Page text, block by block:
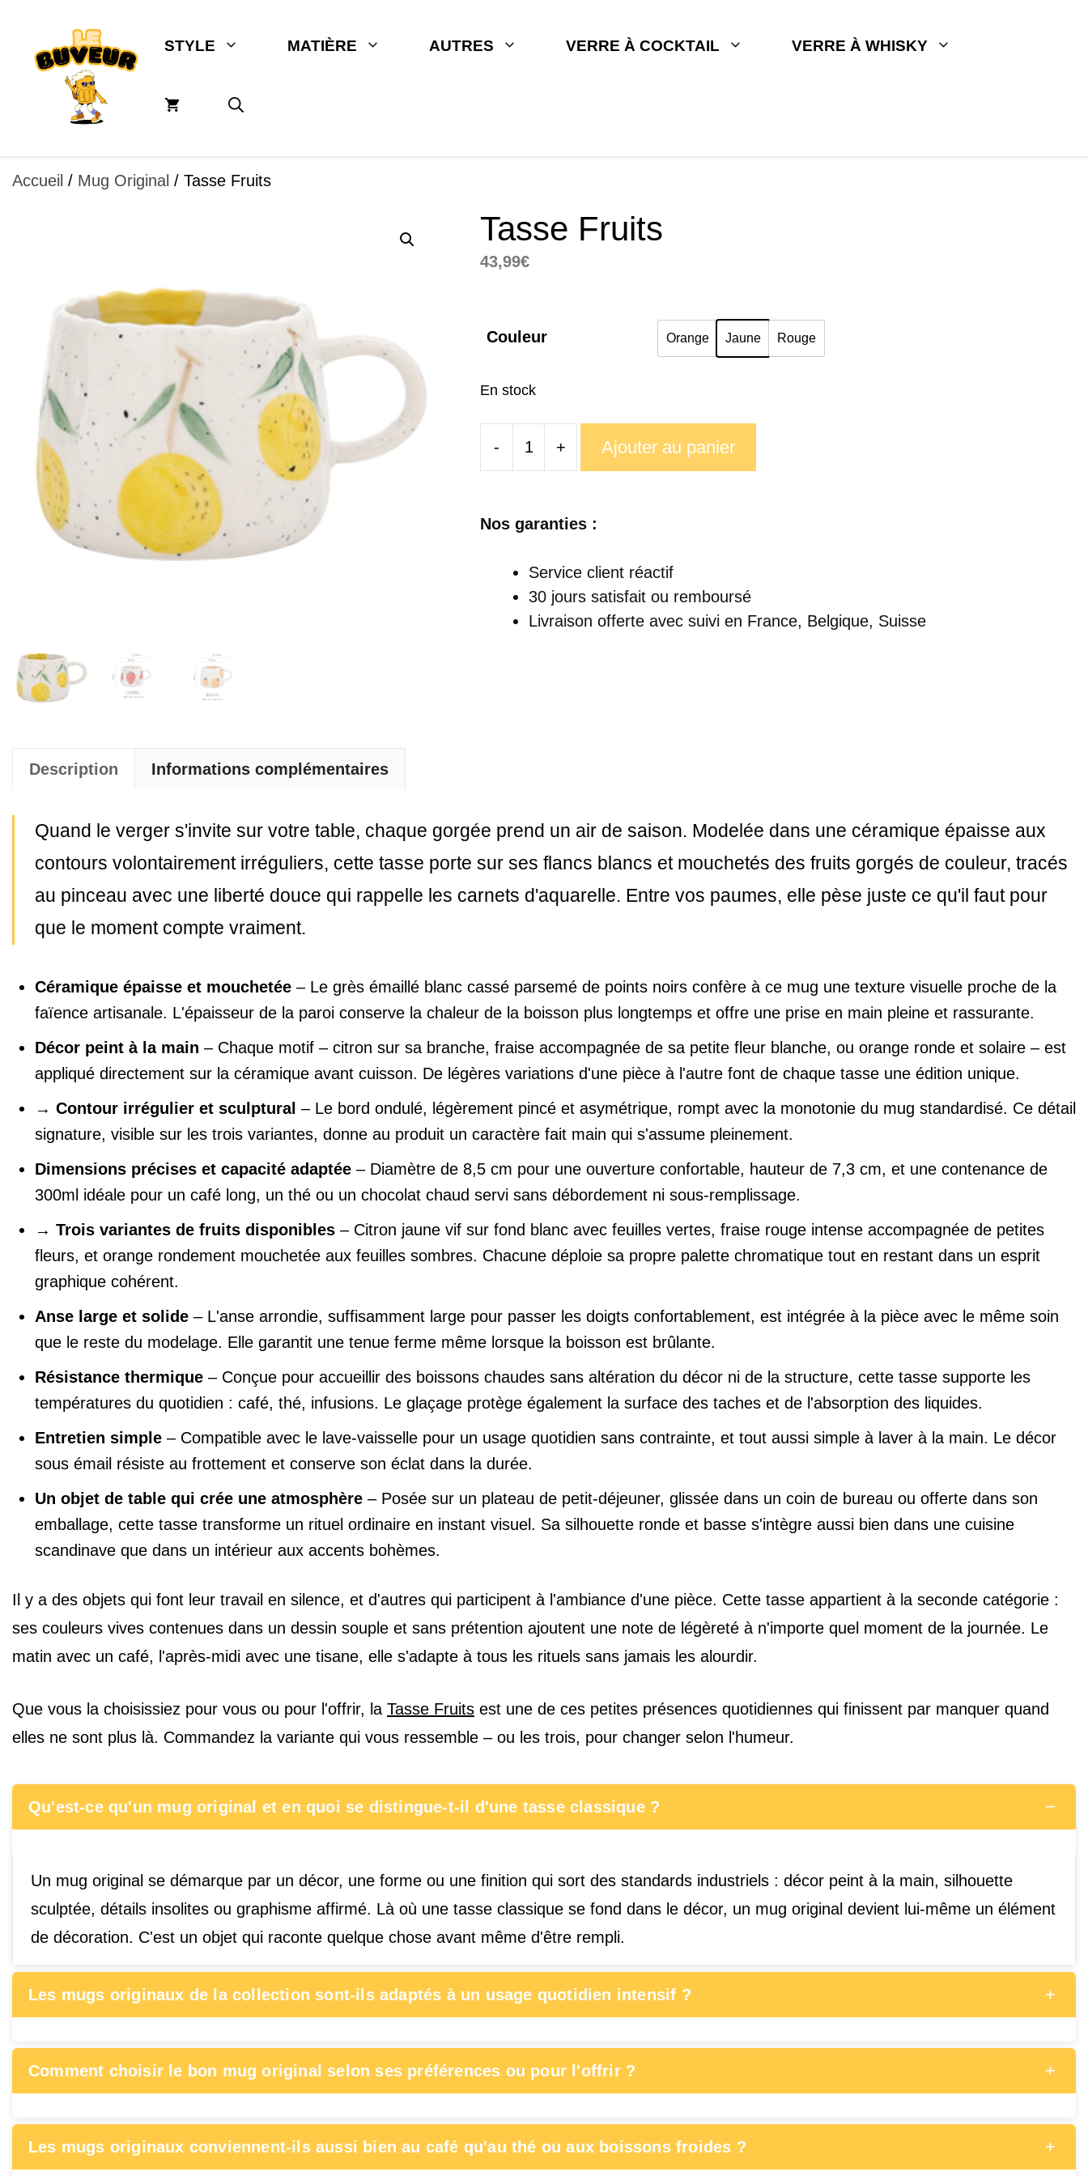
contenu
STYLE MATIÈRE AUTRES VERRE À COCKTAIL VERRE À WHISKY
Accueil / Mug Original / Tasse Fruits
Tasse Fruits
43,99€
Couleur Orange Jaune Rouge
En stock
-
quantité
Fruits
+ Ajouter au panier
Nos garanties :
Service client réactif
30 jours satisfait ou remboursé
Livraison offerteavec suivi en France, Belgique, Suisse
Description Informations complémentaires
Quand le verger s'invite sur votre table, chaque gorgée prend un air de saison. Modelée dans une céramique épaisse aux
contours volontairement irréguliers, cette tasse porte sur ses flancs blancs et mouchetés des fruits gorgés de couleur, tracés
au pinceau avec une liberté douce qui rappelle les carnets d'aquarelle. Entre vos paumes, elle pèse juste ce qu'il faut pour
que le moment compte vraiment.
Céramique épaisse et mouchetée – Le grès émaillé blanc cassé parsemé de points noirs confère à ce mug une texture visuelle proche de la
faïence artisanale. L'épaisseur de la paroi conserve la chaleur de la boisson plus longtemps et offre une prise en main pleine et rassurante.
Décor peint à la main – Chaque motif – citron sur sa branche, fraise accompagnée de sa petite fleur blanche, ou orange ronde et solaire – est
appliqué directement sur la céramique avant cuisson. De légères variations d'une pièce à l'autre font de chaque tasse une édition unique.
→ Contour irrégulier et sculptural – Le bord ondulé, légèrement pincé et asymétrique, rompt avec la monotonie du mug standardisé. Ce détail
signature, visible sur les trois variantes, donne au produit un caractère fait main qui s'assume pleinement.
Dimensions précises et capacité adaptée – Diamètre de 8,5 cm pour une ouverture confortable, hauteur de 7,3 cm, et une contenance de
300ml idéale pour un café long, un thé ou un chocolat chaud servi sans débordement ni sous-remplissage.
→ Trois variantes de fruits disponibles – Citron jaune vif sur fond blanc avec feuilles vertes, fraise rouge intense accompagnée de petites
fleurs, et orange rondement mouchetée aux feuilles sombres. Chacune déploie sa propre palette chromatique tout en restant dans un esprit
graphique cohérent.
Anse large et solide – L'anse arrondie, suffisamment large pour passer les doigts confortablement, est intégrée à la pièce avec le même soin
que le reste du modelage. Elle garantit une tenue ferme même lorsque la boisson est brûlante.
Résistance thermique – Conçue pour accueillir des boissons chaudes sans altération du décor ni de la structure, cette tasse supporte les
températures du quotidien : café, thé, infusions. Le glaçage protège également la surface des taches et de l'absorption des liquides.
Entretien simple – Compatible avec le lave-vaisselle pour un usage quotidien sans contrainte, et tout aussi simple à laver à la main. Le décor
sous émail résiste au frottement et conserve son éclat dans la durée.
Un objet de table qui crée une atmosphère – Posée sur un plateau de petit-déjeuner, glissée dans un coin de bureau ou offerte dans son
emballage, cette tasse transforme un rituel ordinaire en instant visuel. Sa silhouette ronde et basse s'intègre aussi bien dans une cuisine
scandinave que dans un intérieur aux accents bohèmes.
Il y a des objets qui font leur travail en silence, et d'autres qui participent à l'ambiance d'une pièce. Cette tasse appartient à la seconde catégorie :
ses couleurs vives contenues dans un dessin souple et sans prétention ajoutent une note de légèreté à n'importe quel moment de la journée. Le
matin avec un café, l'après-midi avec une tisane, elle s'adapte à tous les rituels sans jamais les alourdir.
Que vous la choisissiez pour vous ou pour l'offrir, la Tasse Fruits est une de ces petites présences quotidiennes qui finissent par manquer quand
elles ne sont plus là. Commandez la variante qui vous ressemble – ou les trois, pour changer selon l'humeur.
Qu'est-ce qu'un mug original et en quoi se distingue-t-il d'une tasse classique ? −
Un mug original se démarque par un décor, une forme ou une finition qui sort des standards industriels : décor peint à la main, silhouette
sculptée, détails insolites ou graphisme affirmé. Là où une tasse classique se fond dans le décor, un mug original devient lui-même un élément
de décoration. C'est un objet qui raconte quelque chose avant même d'être rempli.
Les mugs originaux de la collection sont-ils adaptés à un usage quotidien intensif ? +
Comment choisir le bon mug original selon ses préférences ou pour l'offrir ? +
Les mugs originaux conviennent-ils aussi bien au café qu'au thé ou aux boissons froides ? +